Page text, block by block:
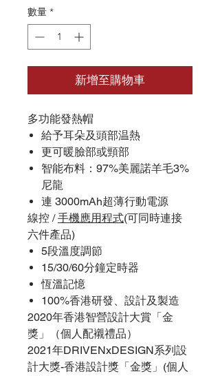
數量 *
新增至購物車
多功能發熱帽
給予耳朵及頭部温熱
更可暖臉部或頸部
智能布料：97%美麗諾羊毛3%
尼龍
連 3000mAh超薄行動電源
線控 /手機應用程式(可同時連接
六件產品)
5段溫度調節
15/30/60分鐘定時器
恆溫記憶
100%香港研發、設計及製造
2020年香港智營設計大賞「金
獎」（個人配襯禮品）
2021年DRIVENxDESIGN系列設
計大獎-香港設計獎「金獎」(個人